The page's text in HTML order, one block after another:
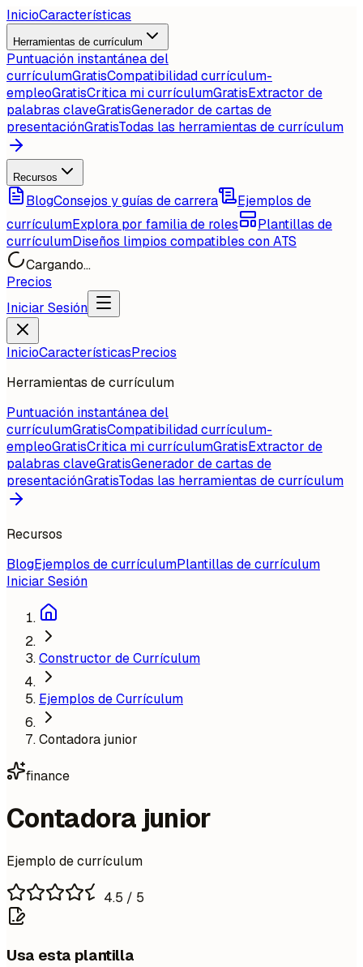
InicioCaracterísticas
Herramientas de currículum
Puntuación instantánea del
currículumGratisCompatibilidad currículum-
empleoGratisCritica mi currículumGratisExtractor de
palabras claveGratisGenerador de cartas de
presentaciónGratisTodas las herramientas de currículum
Recursos
BlogConsejos y guías de carrera
Ejemplos de
currículumExplora por familia de roles
Plantillas de
currículumDiseños limpios compatibles con ATS
Cargando...
Precios
Iniciar Sesión
InicioCaracterísticasPrecios
Herramientas de currículum
Puntuación instantánea del
currículumGratisCompatibilidad currículum-
empleoGratisCritica mi currículumGratisExtractor de
palabras claveGratisGenerador de cartas de
presentaciónGratisTodas las herramientas de currículum
Recursos
BlogEjemplos de currículumPlantillas de currículum
Iniciar Sesión
Constructor de Currículum
Ejemplos de Currículum
Contadora junior
finance
Contadora junior
Ejemplo de currículum
4.5 / 5
Usa esta plantilla